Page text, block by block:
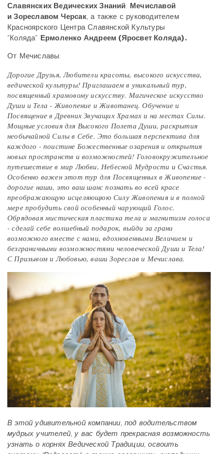
Славянских Ведических Знаний: Мечиславой
и Зореславом Черсак, а также с руководителем
Красноярского Центра Славянской Культуры
"Коляда" Ермоленко Андреем (Яросвет Коляда).
От Мечиславы:
Дорогие Друзья, Любители красоты, высокого искусства,
ведической культуры! Приглашаем в уникальный тур,
посвященный храмовому искусству. Магическое искусство
Души и Тела - Живопение и Животанец. Обучение и
Посвящение в Древних Звучащих Храмах и на местах Силы.
Мощные условия для Высокого Полета Души, раскрытия
необычайной Силы в Себе. Это большая перспектива для
каждого - поистине Божественные озарения и открытия
новых пространств и возможностей! Головокружительное
путешествие в мир Любви, Небесной Мудрости и Счастья.
Особенно важен этот тур для Посвященных в Живопение -
дорогие наши, это ваш шанс познать во всей красе
преображающую исцеляющюю Силу Живопения и в полной
мере пробудить свой особенный чарующий Голос.
Обрядовая мистическая пластика тела и магнитизм голоса
- сделай себе волшебный подарок, выйди за грани
возможного вместе с нами, вдохновенными Величием и
безграничными возможностями человеческой Души и Тела!
С Призывом и Любовью, ваши Зореслав и Мечислава.
В этой удивительной компании, под водительством
мудрых учителей, у вас будет прекрасная возможность
узнать о корнях Ведической Традиции, освоить